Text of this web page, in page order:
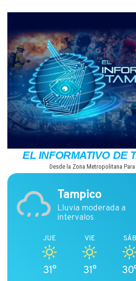
contenido
EL INFORMATIVO DE
Desde la Zona Metropolitana
Tampico
Lluvia moderada a
intervalos
JUE
31°
VIE
31°
SÁB